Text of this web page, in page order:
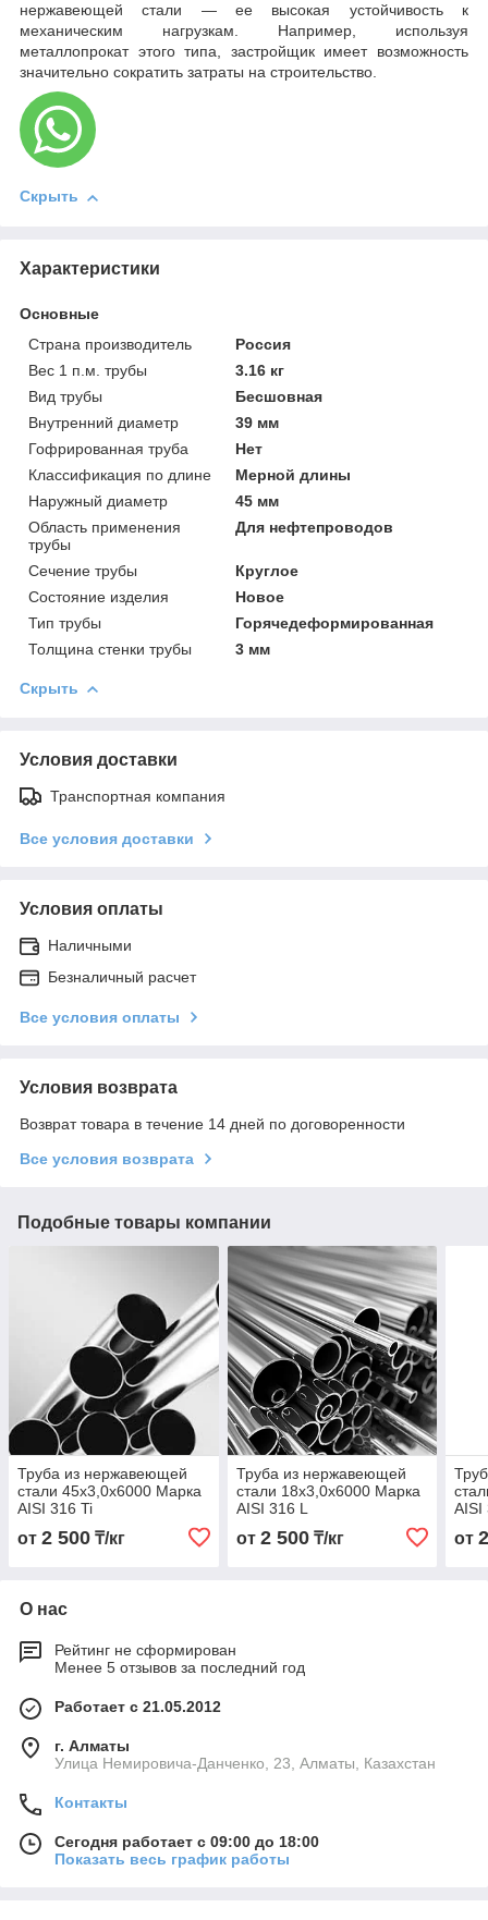
нержавеющей стали — ее высокая устойчивость к
механическим нагрузкам. Например, используя
металлопрокат этого типа, застройщик имеет возможность
значительно сократить затраты на строительство.
Скрыть
Характеристики
Основные
Страна производитель
Россия
Вес 1 п.м. трубы
3.16 кг
Вид трубы
Бесшовная
Внутренний диаметр
39 мм
Гофрированная труба
Нет
Классификация по длине
Мерной длины
Наружный диаметр
45 мм
Область применения
трубы
Для нефтепроводов
Сечение трубы
Круглое
Состояние изделия
Новое
Тип трубы
Горячедеформированная
Толщина стенки трубы
3 мм
Скрыть
Условия доставки
Транспортная компания
Все условия доставки
Условия оплаты
Наличными
Безналичный расчет
Все условия оплаты
Условия возврата
Возврат товара в течение 14 дней по договоренности
Все условия возврата
Подобные товары компании
Труба из нержавеющей
стали 45х3,0х6000 Марка
AISI 316 Ti
от 2 500 ₸/кг
Труба из нержавеющей
стали 18х3,0х6000 Марка
AISI 316 L
от 2 500₸/кг
AISI
от
О нас
Рейтинг не сформирован
Менее 5 отзывов за последний год
Работает с 21.05.2012
г. Алматы
Улица Немировича-Данченко, 23, Алматы, Казахстан
Контакты
Сегодня работает с 09:00 до 18:00
Показать весь график работы